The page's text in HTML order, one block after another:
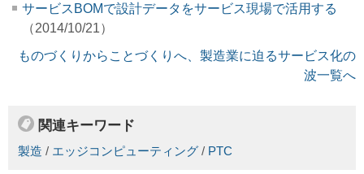
サービスBOMで設計データをサービス現場で活用する
（2014/10/21）
ものづくりからことづくりへ、製造業に迫るサービス化の
波一覧へ
関連キーワード
製造 / エッジコンピューティング / PTC